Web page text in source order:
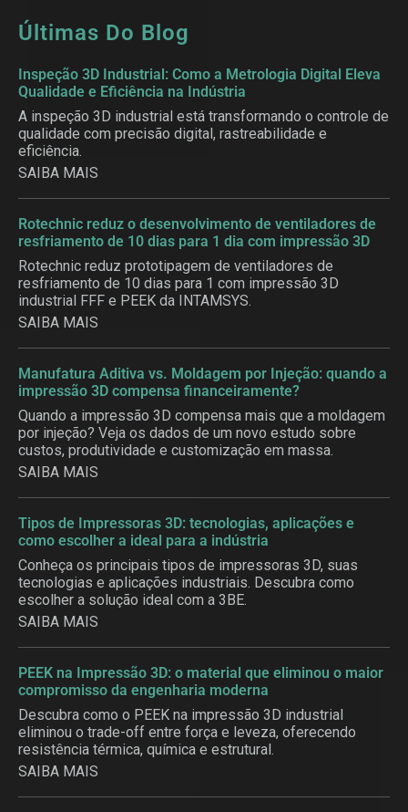
Últimas Do Blog
Inspeção 3D Industrial: Como a Metrologia Digital Eleva
Qualidade e Eficiência na Indústria
A inspeção 3D industrial está transformando o controle de
qualidade com precisão digital, rastreabilidade e
eficiência.
SAIBA MAIS
Rotechnic reduz o desenvolvimento de ventiladores de
resfriamento de 10 dias para 1 dia com impressão 3D
Rotechnic reduz prototipagem de ventiladores de
resfriamento de 10 dias para 1 com impressão 3D
industrial FFF e PEEK da INTAMSYS.
SAIBA MAIS
Manufatura Aditiva vs. Moldagem por Injeção: quando a
impressão 3D compensa financeiramente?
Quando a impressão 3D compensa mais que a moldagem
por injeção? Veja os dados de um novo estudo sobre
custos, produtividade e customização em massa.
SAIBA MAIS
Tipos de Impressoras 3D: tecnologias, aplicações e
como escolher a ideal para a indústria
Conheça os principais tipos de impressoras 3D, suas
tecnologias e aplicações industriais. Descubra como
escolher a solução ideal com a 3BE.
SAIBA MAIS
PEEK na Impressão 3D: o material que eliminou o maior
compromisso da engenharia moderna
Descubra como o PEEK na impressão 3D industrial
eliminou o trade-off entre força e leveza, oferecendo
resistência térmica, química e estrutural.
SAIBA MAIS